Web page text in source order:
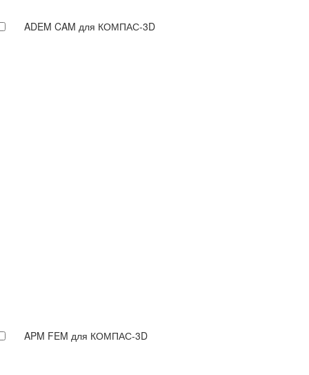
ADEM CAM для КОМПАС-3D
APM FEM для КОМПАС-3D